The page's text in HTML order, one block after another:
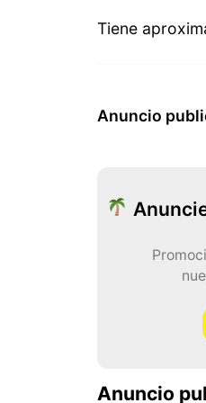
Tiene
Anuncio
Anuncio